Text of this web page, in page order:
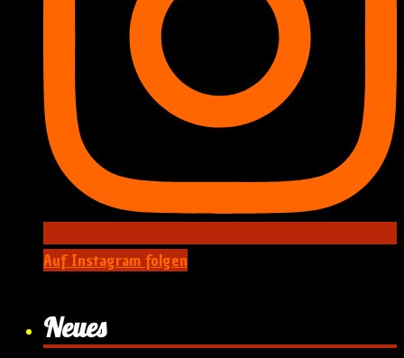
Auf Instagram folgen
Neues